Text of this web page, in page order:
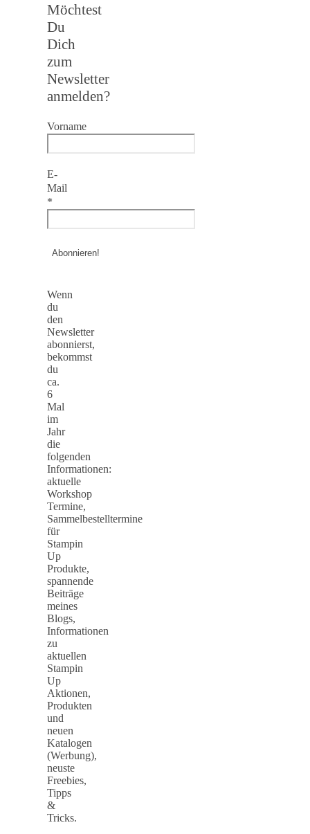
Möchtest
Du
Dich
zum
Newsletter
anmelden?
Vorname
E-
Mail
*
Wenn
du
den
Newsletter
abonnierst,
bekommst
du
ca.
6
Mal
im
Jahr
die
folgenden
Informationen:
aktuelle
Workshop
Termine,
Sammelbestelltermine
für
Stampin
Up
Produkte,
spannende
Beiträge
meines
Blogs,
Informationen
zu
aktuellen
Stampin
Up
Aktionen,
Produkten
und
neuen
Katalogen
(Werbung),
neuste
Freebies,
Tipps
&
Tricks.